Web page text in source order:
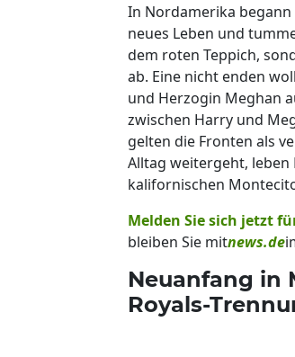
In Nordamerika
neues Leben und
dem roten Teppich,
ab. Eine nicht enden
und Herzogin Meghan
zwischen Harry und
gelten die Fronten als
Alltag weitergeht,
kalifornischen
Melden Sie sich jetzt
bleiben Sie mitnews.de
Neuanfang in
Royals-